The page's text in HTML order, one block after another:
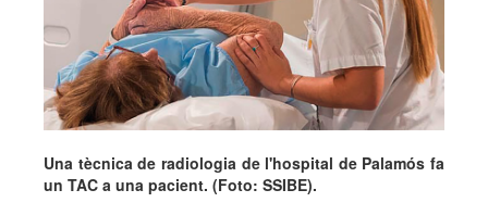
Una tècnica de radiologia de l'hospital de Palamós fa
un TAC a una pacient. (Foto: SSIBE).